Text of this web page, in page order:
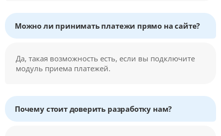
Можно ли принимать платежи прямо на сайте?
Да, такая возможность есть, если вы подключите
модуль приема платежей.
Почему стоит доверить разработку нам?